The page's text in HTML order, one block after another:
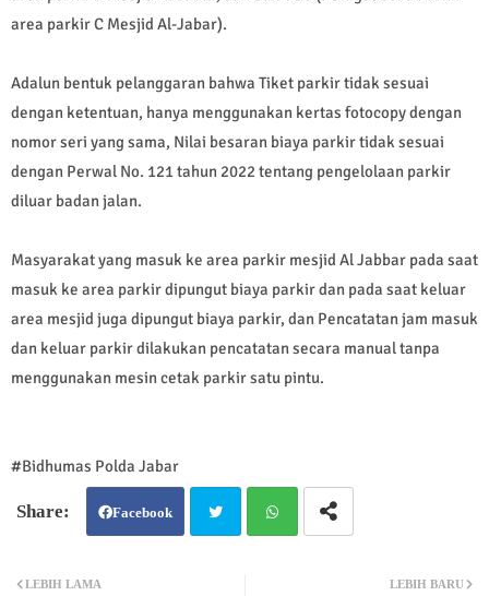
area parkir C Mesjid Al-Jabar).
Adalun bentuk pelanggaran bahwa Tiket parkir tidak sesuai
dengan ketentuan, hanya menggunakan kertas fotocopy dengan
nomor seri yang sama, Nilai besaran biaya parkir tidak sesuai
dengan Perwal No. 121 tahun 2022 tentang pengelolaan parkir
diluar badan jalan.
Masyarakat yang masuk ke area parkir mesjid Al Jabbar pada saat
masuk ke area parkir dipungut biaya parkir dan pada saat keluar
area mesjid juga dipungut biaya parkir, dan Pencatatan jam masuk
dan keluar parkir dilakukan pencatatan secara manual tanpa
menggunakan mesin cetak parkir satu pintu.
#Bidhumas Polda Jabar
Facebook
LEBIH BARU
LEBIH LAMA